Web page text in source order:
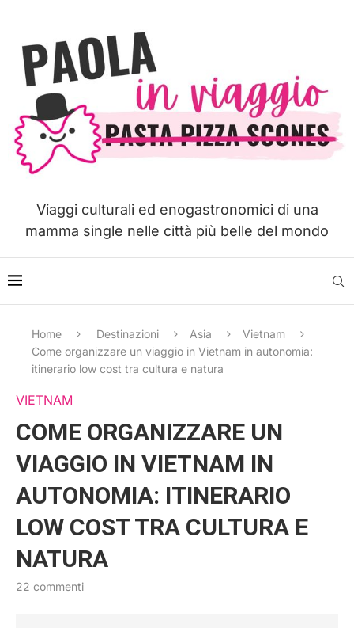
Viaggi culturali ed enogastronomici di una
mamma single nelle città più belle del mondo
Home Destinazioni Asia
Vietnam
Come organizzare un viaggio in Vietnam in autonomia:
itinerario low cost tra cultura e natura
VIETNAM
COME ORGANIZZARE UN
VIAGGIO IN VIETNAM IN
AUTONOMIA: ITINERARIO
LOW COST TRA CULTURA E
NATURA
22 commenti